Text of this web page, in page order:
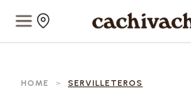
HOME > SERVILLETEROS